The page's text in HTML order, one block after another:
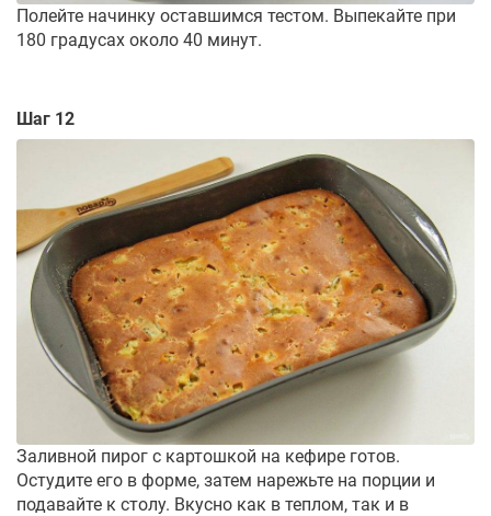
Полейте начинку оставшимся тестом. Выпекайте при
180 градусах около 40 минут.
Шаг 12
Заливной пирог с картошкой на кефире готов.
Остудите его в форме, затем нарежьте на порции и
подавайте к столу. Вкусно как в теплом, так и в